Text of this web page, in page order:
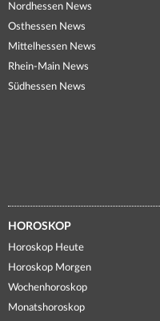
Nordhessen News
Osthessen News
Mittelhessen News
Rhein-Main News
Südhessen News
HOROSKOP
Horoskop Heute
Horoskop Morgen
Wochenhoroskop
Monatshoroskop